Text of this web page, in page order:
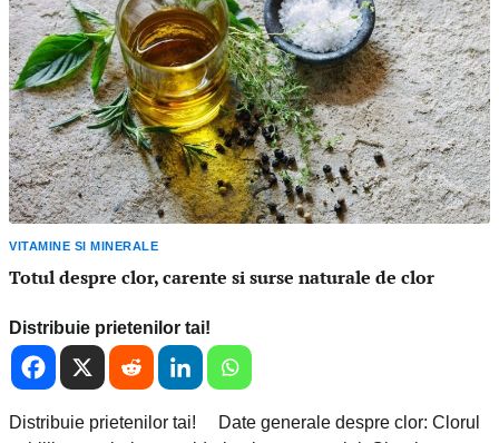
VITAMINE SI MINERALE
Totul despre clor, carente si surse naturale de clor
Distribuie prietenilor tai!
Distribuie prietenilor tai! Date generale despre clor: Clorul